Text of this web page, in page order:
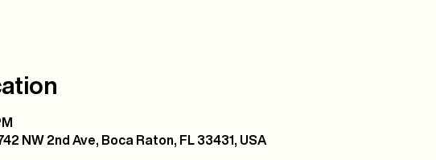
NW 2nd Ave, Boca Raton, FL 33431, USA